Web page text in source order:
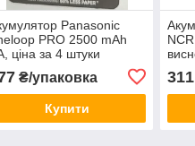
Panasonic
PRO 2500 mAh
ціна за 4 штуки
₴/упаковка
Купити
311